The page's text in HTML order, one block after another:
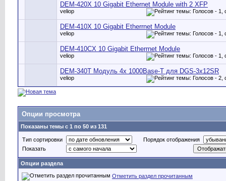
DEM-420X 10 Gigabit Ethernet Module with 2 XFP
veliop
DEM-410X 10 Gigabit Etherrnet Module
veliop
DEM-410CX 10 Gigabit Etherrnet Module
veliop
DEM-340T Модуль 4х 1000Base-T для DGS-3x12SR
veliop
Опции просмотра
Показаны темы с 1 по 50 из 131
Тип сортировки
Порядок отображения
Показать
Опции раздела
Отметить раздел прочитанным